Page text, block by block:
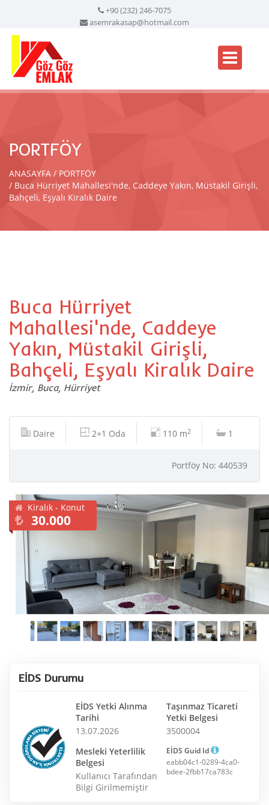
+90 (232) 246-7075
asemrakasap@hotmail.com
PORTFÖY
ANASAYFA
PORTFÖY
Buca Hürriyet Mahallesi'nde, Caddeye Yakın, Müstakil Girişli,
Bahçeli, Eşyalı Kiralık Daire
Buca Hürriyet
Mahallesi'nde, Caddeye
Yakın, Müstakil Girişli,
Bahçeli, Eşyalı Kiralık Daire
İzmir, Buca, Hürriyet
Daire 2+1 Oda 110 m2 1
Portföy No: 440539
Kiralık - Konut
30.000
EİDS Durumu
EİDS Yetki Alınma
Tarihi
13.07.2026
Taşınmaz Ticareti
Yetki Belgesi
3500004
Mesleki Yeterlilik
Belgesi
Kullanıcı Tarafından
Bilgi Girilmemiştir
EİDS Guid Id
eabb04c1-0289-4ca0-
bdee-2fbb17ca783c